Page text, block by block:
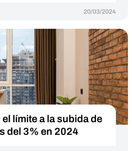
20/03/2024
límite a la subida de
del 3% en 2024